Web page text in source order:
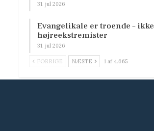
31. jul 2026
Evangelikale er troende – ikke
højreekstremister
31. jul 2026
FORRIGE NÆSTE 1 af 4.665